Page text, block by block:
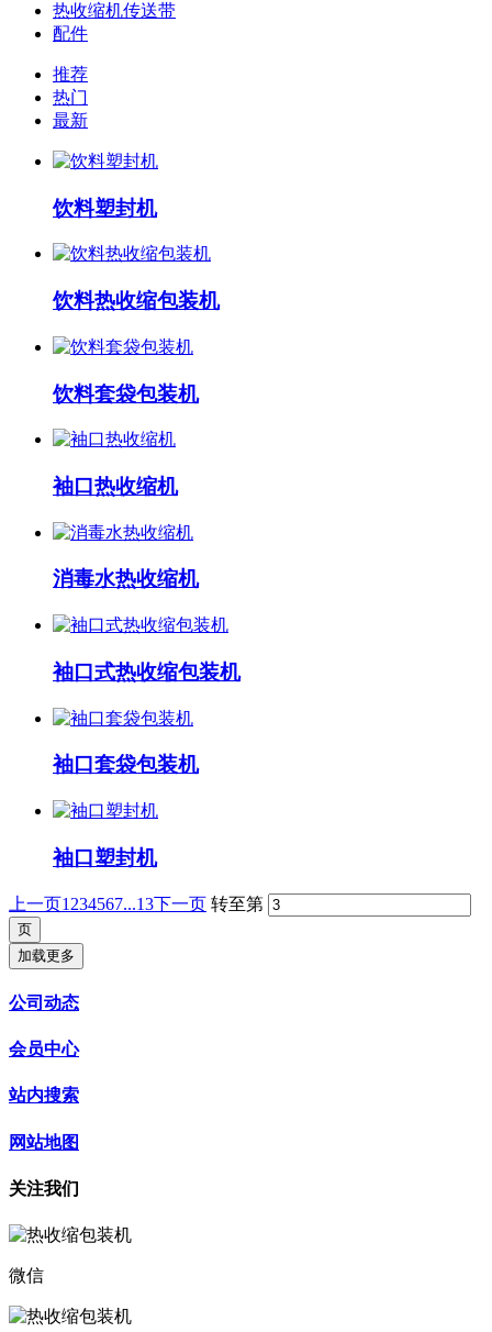
热收缩机传送带
配件
推荐
热门
最新
饮料塑封机
饮料热收缩包装机
饮料套袋包装机
袖口热收缩机
消毒水热收缩机
袖口式热收缩包装机
袖口套袋包装机
袖口塑封机
上一页1 234567...13下一页 转至第
加载更多
公司动态
会员中心
站内搜索
网站地图
关注我们
微信